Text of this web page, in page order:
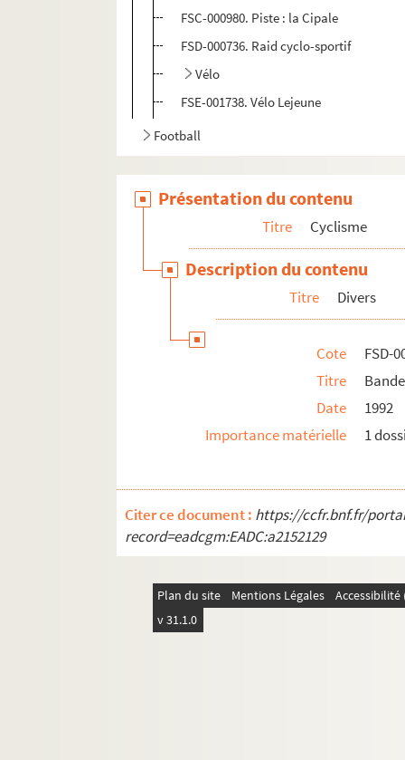
FSC-000980. Piste : la Cipale
FSD-000736. Raid cyclo-sportif
Vélo
FSE-001738. Vélo Lejeune
Football
Présentation du contenu
Titre Cyclisme
Description du contenu
Titre Divers
Cote
FSD-
Titre
Date
1992
Importance matérielle
1
Citer ce document : https://ccfr.bnf.fr/
record=eadcgm:EADC:a2152129
Plan du site Mentions Légales
v 31.1.0